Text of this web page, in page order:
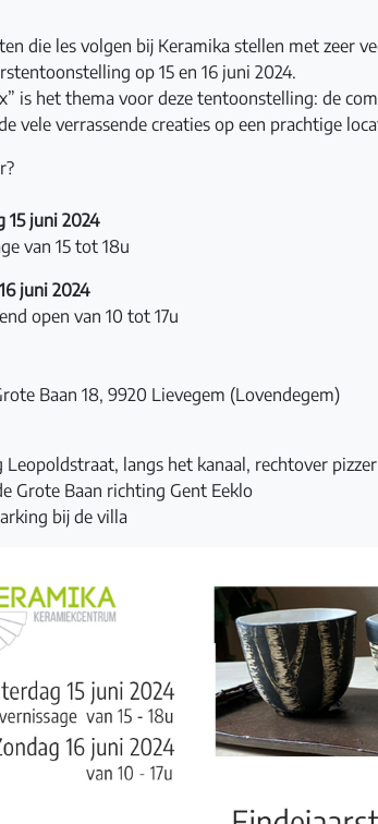
die les volgen bij Keramika stellen met zeer
op 15 en 16 juni 2024.
is het thema voor deze tentoonstelling: de
vele verrassende creaties op een prachtige
15 juni 2024
van 15 tot 18u
juni 2024
open van 10 tot 17u
Baan 18, 9920 Lievegem (Lovendegem)
Leopoldstraat, langs het kanaal, rechtover
Grote Baan richting Gent Eeklo
bij de villa